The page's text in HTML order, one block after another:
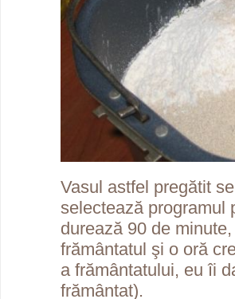
Vasul astfel pregătit
selectează programul
durează 90 de
frământatul şi o oră
a frământatului, eu îi
frământat).